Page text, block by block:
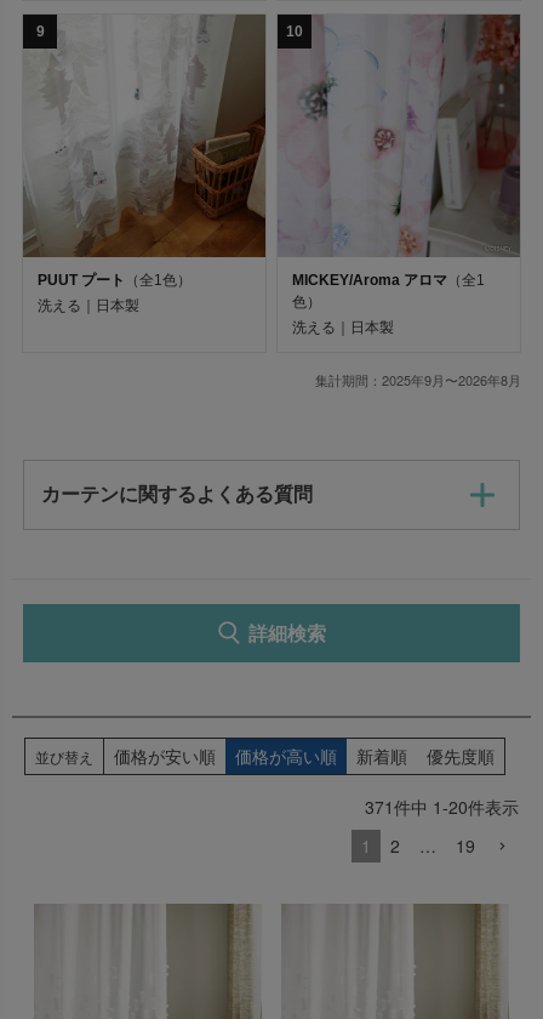
9
PUUT プート
（全1色）
洗える｜日本製
10
MICKEY/Aroma アロマ （全1
色）
洗える｜日本製
集計期間：2025年9月〜2026年8月
カーテンに関するよくある質問
詳細検索
価格が安い順 価格が高い順
新着順
並び替え 価格が安い順 価格が高い順 新着順 優先度順
371件中 1-20件表示
1
2 … 19